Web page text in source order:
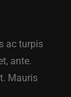
ac turpis
ante.
Mauris